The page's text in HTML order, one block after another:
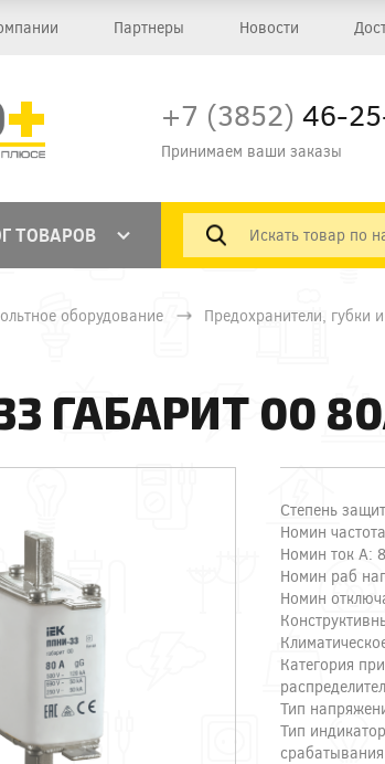
Партнеры Новости
+7 (3852) 46-
Принимаем ваши заказы
ТОВАРОВ
оборудование Предохранители, губки
ГАБАРИТ 00
Степень
Номин
Номин ток А:
Номин раб
Номин
Категория
Тип
Тип
срабатывания